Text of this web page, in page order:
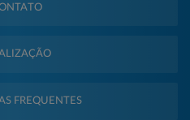
FREQUENTES